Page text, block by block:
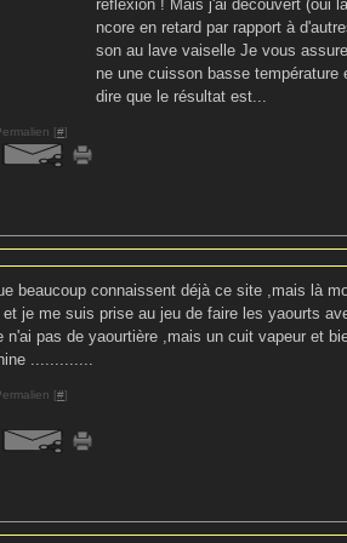
réflexion ! Mais j'ai découvert (oui
ncore en retard par rapport à
son au lave vaiselle Je vous
ne une cuisson basse température
dire que le résultat est...
[#]
beaucoup connaissent déjà ce site ,mais là
et je me suis prise au jeu de faire les yaourts
n'ai pas de yaourtière ,mais un cuit vapeur et
.............
[#]